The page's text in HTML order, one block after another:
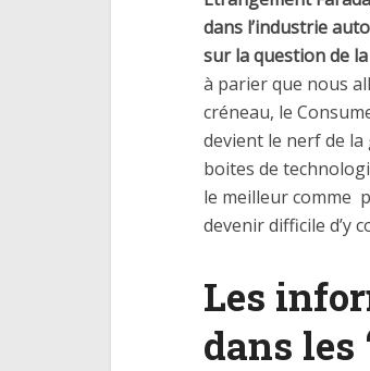
dans l’industrie
sur la question de
à parier que nous
créneau, le
devient le nerf de la
boites de
le meilleur comme
devenir difficile d’y
Les
dans les